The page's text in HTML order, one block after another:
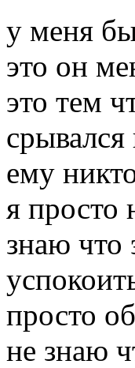
у меня
это он
это тем
ему
я просто
знаю что
просто
не знаю